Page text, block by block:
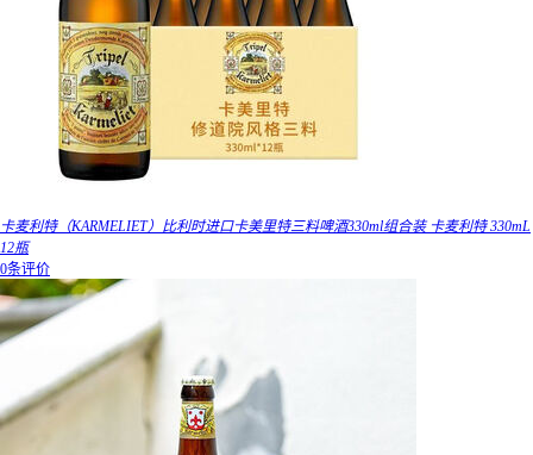
卡麦利特（KARMELIET）比利时进口卡美里特三料啤酒330ml组合装 卡麦利特 330mL
12瓶
0条评价